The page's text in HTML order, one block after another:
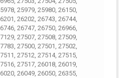
25979, 25980, 26150,
26202, 26743, 26744,
26747, 26750, 26966,
27507, 27508, 27509,
27500, 27501, 27502,
27512, 27514, 27515,
27517, 26018, 26019,
26049, 26050, 26355,